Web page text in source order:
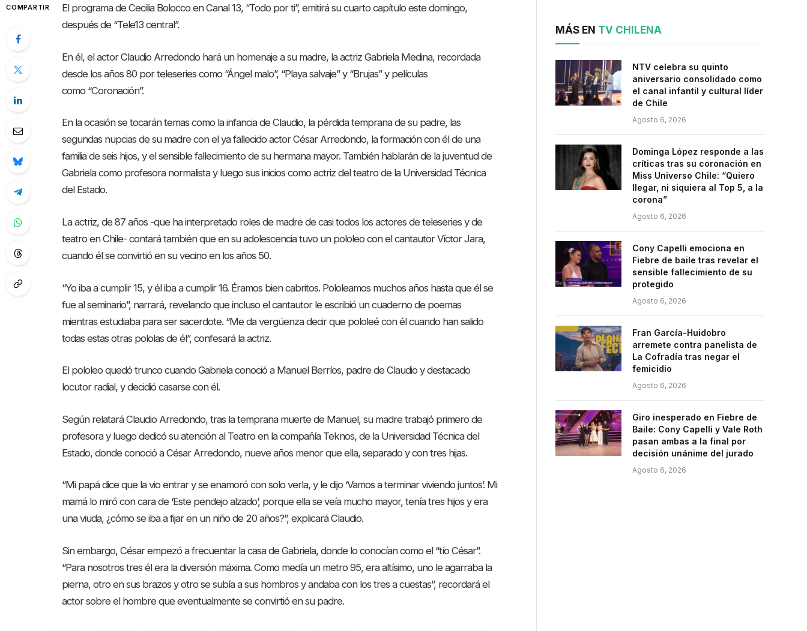
COMPARTIR
El programa de Cecilia Bolocco en Canal 13, “Todo por ti”, emitirá su cuarto capítulo este domingo,
después de “Tele13 central”.
En él, el actor Claudio Arredondo hará un homenaje a su madre, la actriz Gabriela Medina, recordada
desde los años 80 por teleseries como “Ángel malo”, “Playa salvaje” y “Brujas” y películas
como “Coronación”.
En la ocasión se tocarán temas como la infancia de Claudio, la pérdida temprana de su padre, las
segundas nupcias de su madre con el ya fallecido actor César Arredondo, la formación con él de una
familia de seis hijos, y el sensible fallecimiento de su hermana mayor. También hablarán de la juventud de
Gabriela como profesora normalista y luego sus inicios como actriz del teatro de la Universidad Técnica
del Estado.
La actriz, de 87 años -que ha interpretado roles de madre de casi todos los actores de teleseries y de
teatro en Chile- contará también que en su adolescencia tuvo un pololeo con el cantautor Víctor Jara,
cuando él se convirtió en su vecino en los años 50.
“Yo iba a cumplir 15, y él iba a cumplir 16. Éramos bien cabritos. Pololeamos muchos años hasta que él se
fue al seminario”, narrará, revelando que incluso el cantautor le escribió un cuaderno de poemas
mientras estudiaba para ser sacerdote. “Me da vergüenza decir que pololeé con él cuando han salido
todas estas otras pololas de él”, confesará la actriz.
El pololeo quedó trunco cuando Gabriela conoció a Manuel Berríos, padre de Claudio y destacado
locutor radial, y decidió casarse con él.
Según relatará Claudio Arredondo, tras la temprana muerte de Manuel, su madre trabajó primero de
profesora y luego dedicó su atención al Teatro en la compañía Teknos, de la Universidad Técnica del
Estado, donde conoció a César Arredondo, nueve años menor que ella, separado y con tres hijas.
“Mi papá dice que la vio entrar y se enamoró con solo verla, y le dijo ‘Vamos a terminar viviendo juntos’. Mi
mamá lo miró con cara de ‘Este pendejo alzado’, porque ella se veía mucho mayor, tenía tres hijos y era
una viuda, ¿cómo se iba a fijar en un niño de 20 años?”, explicará Claudio.
Sin embargo, César empezó a frecuentar la casa de Gabriela, donde lo conocían como el “tío César”.
“Para nosotros tres él era la diversión máxima. Como medía un metro 95, era altísimo, uno le agarraba la
pierna, otro en sus brazos y otro se subía a sus hombros y andaba con los tres a cuestas”, recordará el
actor sobre el hombre que eventualmente se convirtió en su padre.
MÁS EN TV CHILENA
NTV celebra su quinto
aniversario consolidado como
el canal infantil y cultural líder
de Chile
Agosto 6, 2026
Dominga López responde a las
críticas tras su coronación en
Miss Universo Chile: “Quiero
llegar, ni siquiera al Top 5, a la
corona”
Agosto 6, 2026
Cony Capelli emociona en
Fiebre de baile tras revelar el
sensible fallecimiento de su
protegido
Agosto 6, 2026
Fran García-Huidobro
arremete contra panelista de
La Cofradía tras negar el
femicidio
Agosto 6, 2026
Giro inesperado en Fiebre de
Baile: Cony Capelli y Vale Roth
pasan ambas a la final por
decisión unánime del jurado
Agosto 6, 2026